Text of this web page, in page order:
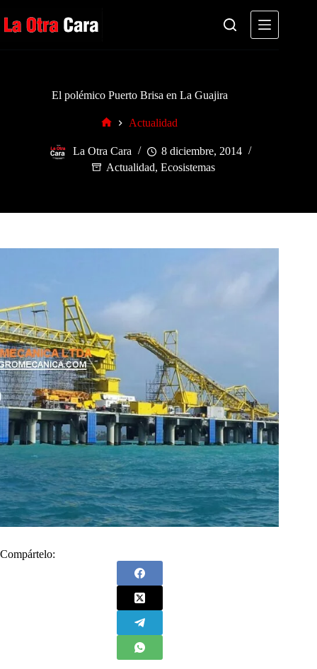
al
contenido
El polémico Puerto Brisa en La Guajira
Actualidad
La Otra Cara
8 diciembre, 2014
Actualidad,Ecosistemas
Compártelo: